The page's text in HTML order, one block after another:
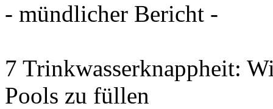
- mündlicher Bericht -
7 Trinkwasserknappheit:
Pools zu füllen